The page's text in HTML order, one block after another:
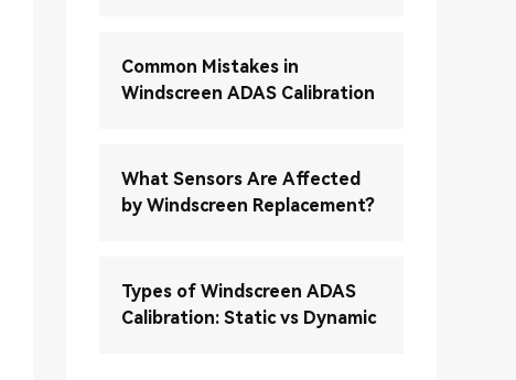
Common Mistakes in
Windscreen ADAS Calibration
What Sensors Are Affected
by Windscreen Replacement?
Types of Windscreen ADAS
Calibration: Static vs Dynamic